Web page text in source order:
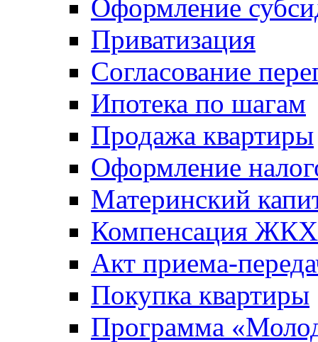
Оформление
Приватизация
Согласование
Ипотека по шагам
Продажа квартиры
Оформление
Материнский
Компенсация ЖКХ
Акт приема-
Покупка квартиры
Программа